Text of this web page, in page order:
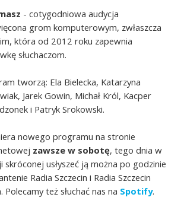
- cotygodniowa audycja
grom komputerowym, zwłaszcza
która od 2012 roku zapewnia
słuchaczom.
tworzą: Ela Bielecka, Katarzyna
Jarek Gowin, Michał Król, Kacper
i Patryk Srokowski.
nowego programu na stronie
zawsze w sobotę, tego dnia w
skróconej usłyszeć ją można po godzinie
Radia Szczecin i Radia Szczecin
Polecamy też słuchać nas na Spotify.